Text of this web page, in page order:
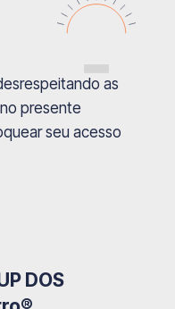
as
presente
seu acesso
DOS